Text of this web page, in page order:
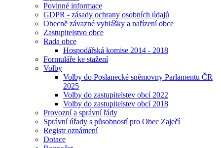
Povinné informace
GDPR - zásady ochrany osobních údajů
Obecně závazné vyhlášky a nařízení obce
Zastupitelstvo obce
Rada obce
Hospodářská komise 2014 - 2018
Formuláře ke stažení
Volby
Volby do Poslanecké sněmovny Parlamentu ČR
2025
Volby do zastupitelstev obcí 2022
Volby do zastupitelstev obcí 2018
Provozní a správní řády
Správní úřady s působností pro Obec Zaječí
Registr oznámení
Dotace